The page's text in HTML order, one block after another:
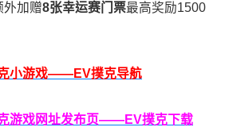
外加赠8张幸运赛门票最高奖励1500
克小游戏——EV撲克导航
游戏网址发布页——EV撲克下载